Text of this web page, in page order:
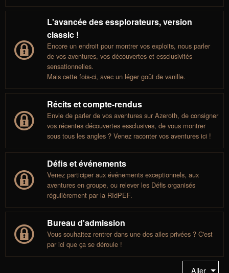
L'avancée des essplorateurs, version
classic !
Encore un endroit pour montrer vos exploits, nous parler
de vos aventures, vos découvertes et essclusivités
sensationnelles.
Mais cette fois-ci, avec un léger goût de vanille.
Récits et compte-rendus
Envie de parler de vos aventures sur Azeroth, de consigner
vos récentes découvertes essclusives, de vous montrer
sous tous les angles ? Venez raconter vos aventures ici !
Défis et événements
Venez participer aux événements exceptionnels, aux
aventures en groupe, ou relever les Défis organisés
régulièrement par la RIdPEF.
Bureau d'admission
Vous souhaitez rentrer dans une des ailes privées ? C'est
par ici que ça se déroule !
Aller